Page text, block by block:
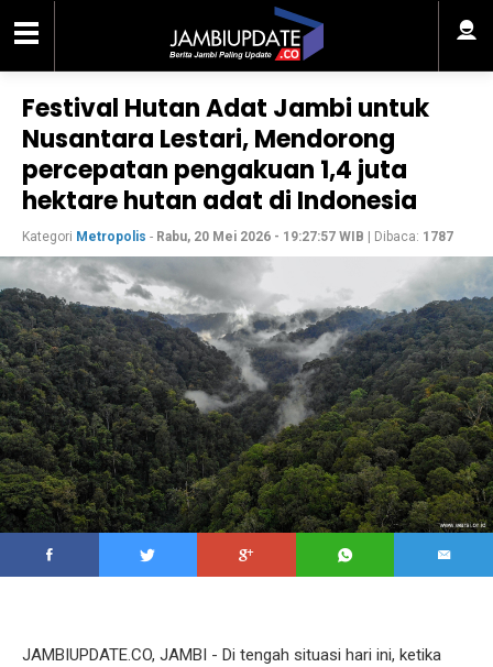
Festival Hutan Adat Jambi untuk
Nusantara Lestari, Mendorong
percepatan pengakuan 1,4 juta
hektare hutan adat di Indonesia
Kategori Metropolis - Rabu, 20 Mei 2026 - 19:27:57 WIB | Dibaca: 1787
JAMBIUPDATE.CO, JAMBI - Di tengah situasi hari ini, ketika